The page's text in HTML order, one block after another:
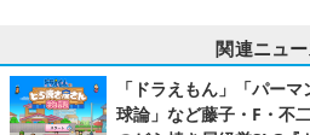
関連ニュー
「ドラえもん」「パー
球論」など藤子・F・不